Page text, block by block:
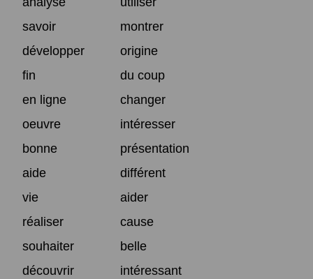
savoir
montrer
développer
origine
fin
du coup
en ligne
changer
oeuvre
intéresser
bonne
présentation
aide
différent
vie
aider
réaliser
cause
souhaiter
belle
découvrir
intéressant